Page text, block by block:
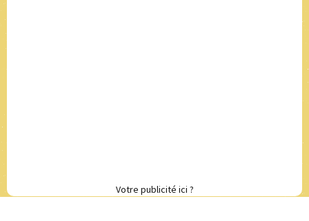
Votre publicité ici ?